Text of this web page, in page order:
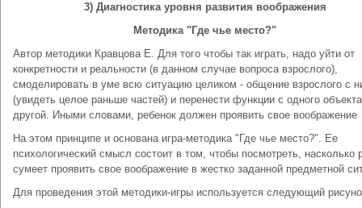
3) Диагностика уровня развития воображения
Методика "Где чье место?"
Автор методики Кравцова Е. Для того чтобы так играть, надо уйти от
конкретности и реальности (в данном случае вопроса взрослого),
смоделировать в уме всю ситуацию целиком - общение взрослого с
(увидеть целое раньше частей) и перенести функции с одного
другой. Иными словами, ребенок должен проявить свое воображение
На этом принципе и основана игра-методика "Где чье место?". Ее
психологический смысл состоит в том, чтобы посмотреть, насколько
сумеет проявить свое воображение в жестко заданной предметной
Для проведения этой методики-игры используется следующий